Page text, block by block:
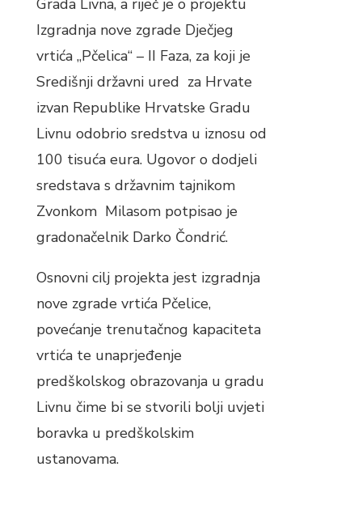
Grada Livna, a riječ je o projektu
Izgradnja nove zgrade Dječjeg
vrtića „Pčelica“ – II Faza, za koji je
Središnji državni ured za Hrvate
izvan Republike Hrvatske Gradu
Livnu odobrio sredstva u iznosu od
100 tisuća eura. Ugovor o dodjeli
sredstava s državnim tajnikom
Zvonkom Milasom potpisao je
gradonačelnik Darko Čondrić.
Osnovni cilj projekta jest izgradnja
nove zgrade vrtića Pčelice,
povećanje trenutačnog kapaciteta
vrtića te unaprjeđenje
predškolskog obrazovanja u gradu
Livnu čime bi se stvorili bolji uvjeti
boravka u predškolskim
ustanovama.